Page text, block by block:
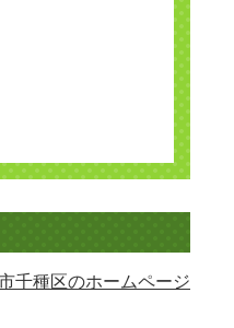
千種区のホームページ